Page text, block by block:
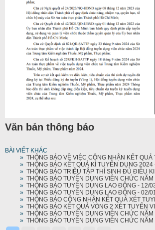
Văn bản thông báo
BÀI VIẾT KHÁC
» THÔNG BÁO VỀ VIỆC CÔNG NHẬN KẾT
» THÔNG BÁO KẾT QUẢ KÌ TUYỂN DỤNG
» THÔNG BÁO TRIỆU TẬP THÍ SINH ĐỦ ĐIỀU
» THÔNG BÁO TUYỂN DỤNG VIÊN CHỨC
» THÔNG BÁO TUYỂN DỤNG LAO ĐỘNG - 12/
» THÔNG BÁO TUYỂN DỤNG LAO ĐỘNG - 02/
» THÔNG BÁO CÔNG NHẬN KẾT QUẢ XÉT
» THÔNG BÁO KẾT QUẢ VÒNG 2 XÉT TUYỂN
» THÔNG BÁO TUYỂN DỤNG VIÊN CHỨC
» THÔNG BÁO TUYỂN DỤNG VIÊN CHỨC